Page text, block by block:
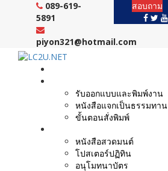
089-619-
5891
piyon321@hotmail.com
สอบถาม
รับออกแบบและพิมพ์งาน
หนังสือแจกเป็นธรรมทาน
ขั้นตอนสั่งพิมพ์
หนังสือสวดมนต์
โปสเตอร์ปฏิทิน
อนุโมทนาบัตร